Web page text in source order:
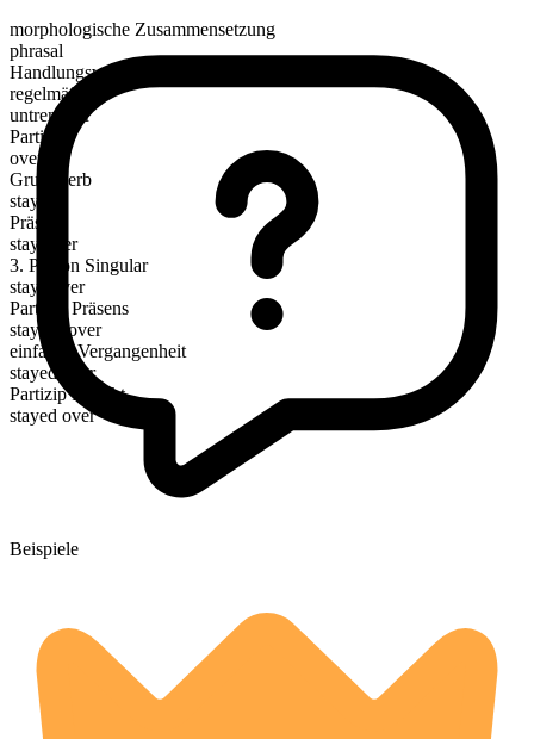
morphologische Zusammensetzung
phrasal
Handlungsverb
regelmäßig
untrennbar
Partikel
over
Grundverb
stay
Präsens
stay over
3. Person Singular
stays over
Partizip Präsens
staying over
einfache Vergangenheit
stayed over
Partizip Perfekt
stayed over
Beispiele